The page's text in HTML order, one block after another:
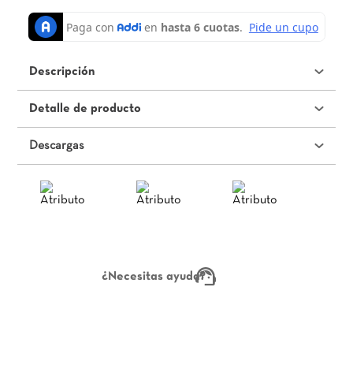
Descripción
Detalle de producto
Descargas
¿Necesitas ayuda?